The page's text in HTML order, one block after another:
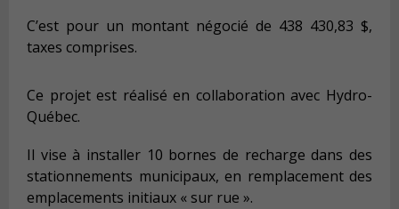
C’est pour un montant négocié de 438 430,83 $,
taxes comprises.
Ce projet est réalisé en collaboration avec Hydro-
Québec.
Il vise à installer 10 bornes de recharge dans des
stationnements municipaux, en remplacement des
emplacements initiaux « sur rue ».